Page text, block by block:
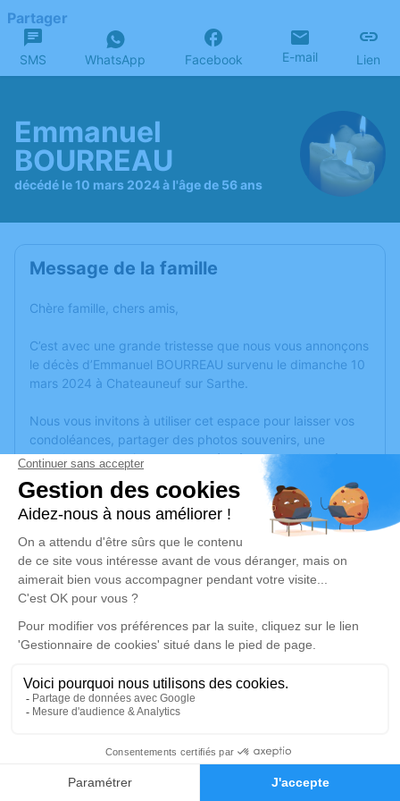
Faire-part Hommages
Partager
SMS WhatsApp Facebook E-mail Lien
Emmanuel
BOURREAU
décédé le 10 mars 2024 à l'âge de 56 ans
Message de la famille
Chère famille, chers amis,
C’est avec une grande tristesse que nous vous annonçons
le décès d’Emmanuel BOURREAU survenu le dimanche 10
mars 2024 à Chateauneuf sur Sarthe.
Nous vous invitons à utiliser cet espace pour laisser vos
condoléances, partager des photos souvenirs, une
anecdote ou exprimer vos pensées à travers des poèmes
ou des textes. Cet endroit est un lieu d'expression dédié à
honorer la mémoire d’Emmanuel BOURREAU.
Un service de plantation d’arbre hommage estdisponible
jeudi 14 mars 2024 à 10h00
Eglise Châteauneuf de Les Hauts-d'Anjou
Passage de l'Église